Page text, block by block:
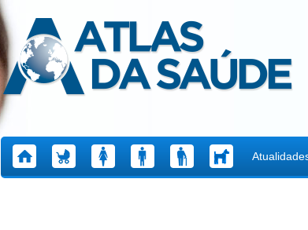
Atlas da Saúde